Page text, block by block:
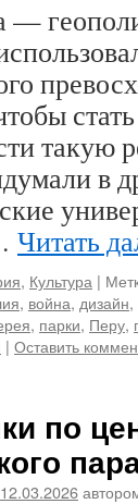
—
такую
в
Читать
, Культура |
, война, дизайн,
, парки, Перу,
| Оставить
по
12.03.2026